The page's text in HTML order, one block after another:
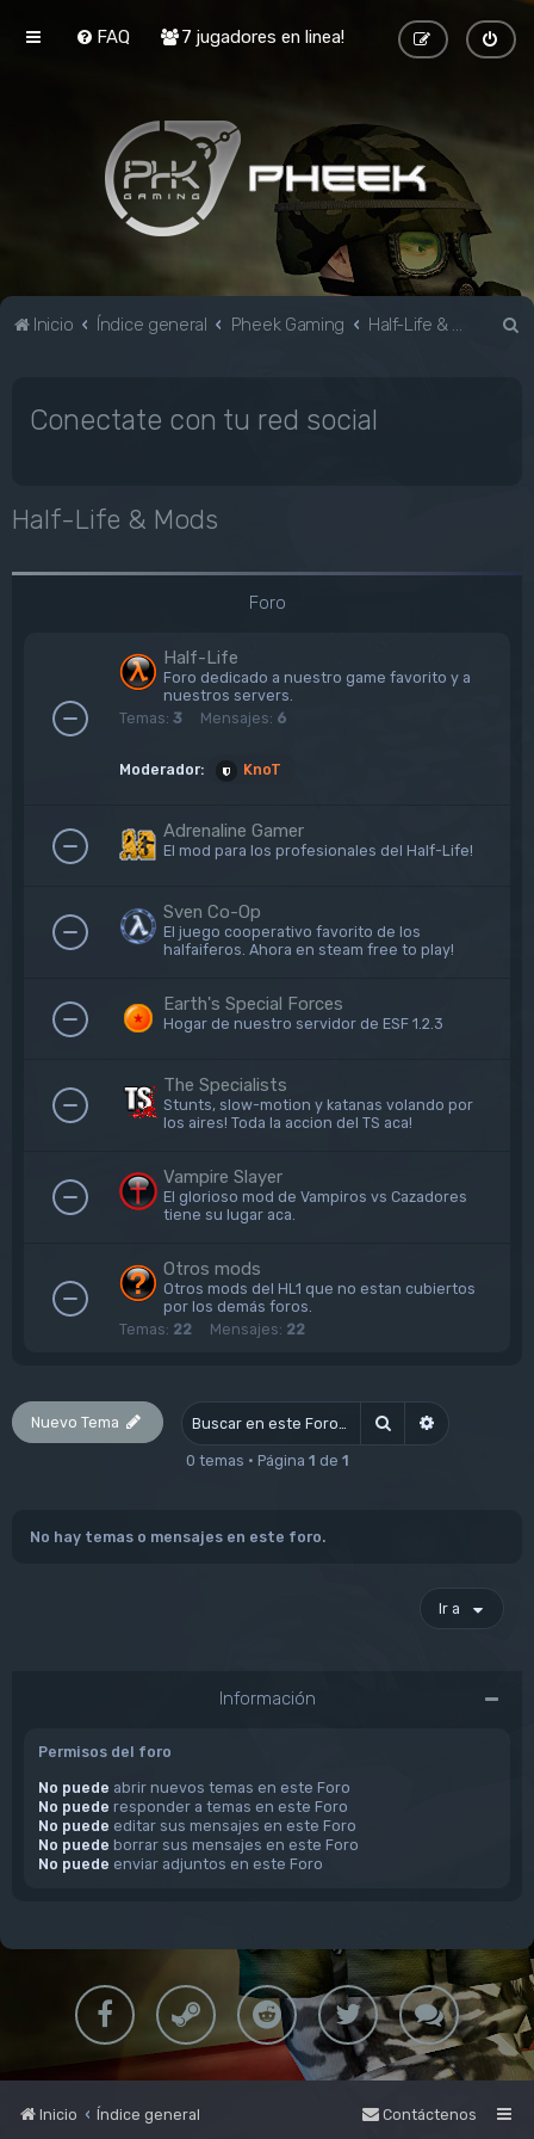
FAQ 7 jugadores en linea!
Inicio Índice general Pheek Gaming Half-Life & Mods
Conectate con tu red social
Half-Life & Mods
Foro
Half-Life
Foro dedicado a nuestro game favorito y a
nuestros servers.
Temas: 3 Mensajes: 6
Moderador: KnoT
Adrenaline Gamer
El mod para los profesionales del Half-Life!
Sven Co-Op
El juego cooperativo favorito de los
halfaiferos. Ahora en steam free to play!
Earth's Special Forces
Hogar de nuestro servidor de ESF 1.2.3
The Specialists
Stunts, slow-motion y katanas volando por
los aires! Toda la accion del TS aca!
Vampire Slayer
El glorioso mod de Vampiros vs Cazadores
tiene su lugar aca.
Otros mods
Otros mods del HL1 que no estan cubiertos
por los demás foros.
Temas: 22 Mensajes: 22
Nuevo Tema Buscar Búsqueda
0 temas • Página 1 de 1
No hay temas o mensajes en este foro.
Ir a
Información
Permisos del foro
No puede abrir nuevos temas en este Foro
No puede responder a temas en este Foro
No puede editar sus mensajes en este Foro
No puede borrar sus mensajes en este Foro
No puede enviar adjuntos en este Foro
Inicio Índice general Contáctenos